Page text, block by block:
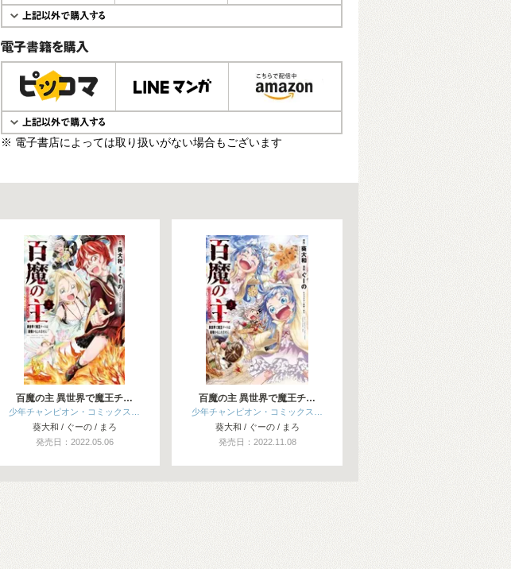
電子書籍で購入
※ 電子書店によっては取り扱いがない場合もございます
百魔の主 異世界で魔王チ…
少年チャンピオン・コミックス…
葵大和 / ぐーの / まろ
発売日：2022.05.06
百魔の主 異世界で魔王チ…
少年チャンピオン・コミックス…
葵大和 / ぐーの / まろ
発売日：2022.11.08